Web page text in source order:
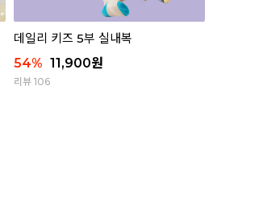
데일리 키즈 5부 실내복
54% 11,900원
리뷰 106